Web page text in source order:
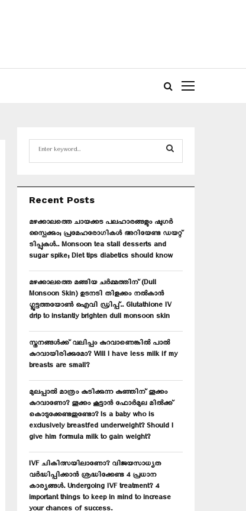
c
f
o
r
:
A
C
Recent Posts
മഴക്കാലത്തെ ചായക്കട പലഹാരങ്ങളും ഷുഗർ
സ്പൈക്കും; പ്രമേഹരോഗികൾ അറിയേണ്ട ഡയറ്റ്
ടിപ്പുകൾ.. Monsoon tea stall desserts and
sugar spike; Diet tips diabetics should know
മഴക്കാലത്തെ മങ്ങിയ ചർമ്മത്തിന് (Dull
Monsoon Skin) ഉടനടി തിളക്കം നൽകാൻ
ഗ്ലൂട്ടത്തയോൺ ഐവി ഡ്രിപ്പ്.. Glutathione IV
drip to instantly brighten dull monsoon skin
സ്തനങ്ങൾക്ക് വലിപ്പം കുറവാണെങ്കിൽ പാൽ
കുറവായിരിക്കുമോ? Will I have less milk if my
breasts are small?
മുലപ്പാൽ മാത്രം കുടിക്കുന്ന കുഞ്ഞിന് തൂക്കം
കുറവാണോ? തൂക്കം കൂട്ടാൻ ഫോർമുല മിൽക്ക്
കൊടുക്കേണ്ടതുണ്ടോ? Is a baby who is
exclusively breastfed underweight? Should I
give him formula milk to gain weight?
IVF ചികിത്സയിലാണോ? വിജയസാധ്യത
വർദ്ധിപ്പിക്കാൻ ശ്രദ്ധിക്കേണ്ട 4 പ്രധാന
കാര്യങ്ങൾ. Undergoing IVF treatment? 4
important things to keep in mind to increase